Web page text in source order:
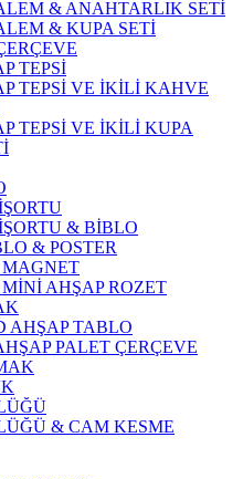
& ANAHTARLIK SETİ
& KUPA SETİ
TEPSİ
TEPSİ VE İKİLİ KAHVE
TEPSİ VE İKİLİ KUPA
& BİBLO
& POSTER
AHŞAP ROZET
AHŞAP TABLO
PALET ÇERÇEVE
& CAM KESME